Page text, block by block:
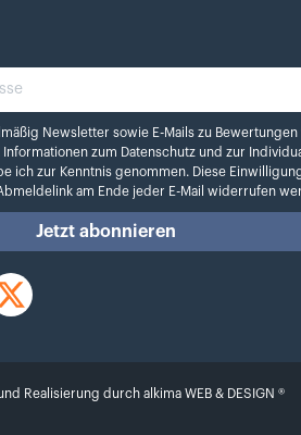
Newsletter sowie E-Mails zu Bewertungen
Newsletter sowie E-Mails zu Bewertungen
Informationen zum Datenschutz und zur
ich zur Kenntnis genommen. Diese
am Ende jeder E-Mail widerrufen
Jetzt abonnieren
Twitter
Realisierung durch alkima WEB & DESIGN ®